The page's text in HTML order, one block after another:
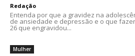
Redação
Entenda por que a gravidez na
de ansiedade e depressão e o que
26 que engravidou...
Mulher